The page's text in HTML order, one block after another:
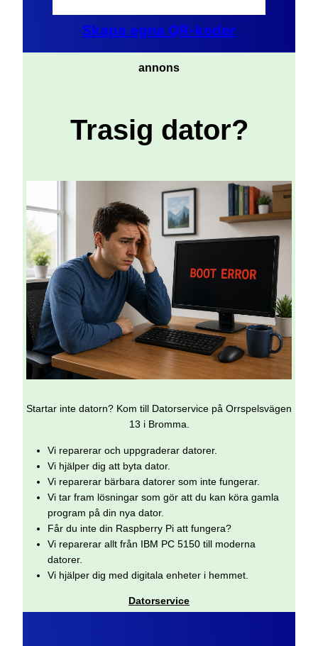
Skapa egna QR-koder
annons
Trasig dator?
Startar inte datorn? Kom till Datorservice på Orrspelsvägen
13 i Bromma.
Vi reparerar och uppgraderar datorer.
Vi hjälper dig att byta dator.
Vi reparerar bärbara datorer som inte fungerar.
Vi tar fram lösningar som gör att du kan köra gamla
program på din nya dator.
Får du inte din Raspberry Pi att fungera?
Vi reparerar allt från IBM PC 5150 till moderna
datorer.
Vi hjälper dig med digitala enheter i hemmet.
Datorservice